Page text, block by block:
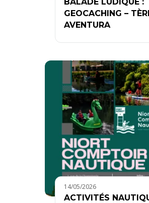
GEOCACHING –
AVENTURA
14/05/2026
ACTIVITÉS